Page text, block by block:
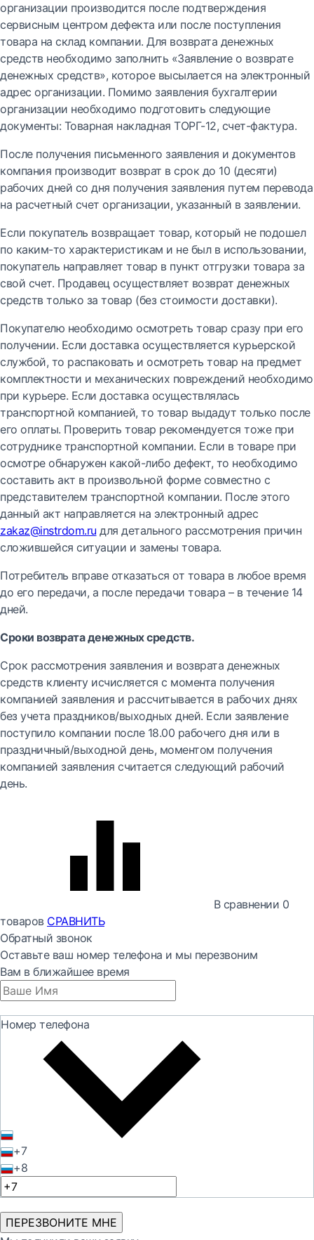
организации производится после подтверждения
сервисным центром дефекта или после поступления
товара на склад компании. Для возврата денежных
средств необходимо заполнить «Заявление о возврате
денежных средств», которое высылается на электронный
адрес организации. Помимо заявления бухгалтерии
организации необходимо подготовить следующие
документы: Товарная накладная ТОРГ-12, счет-фактура.
После получения письменного заявления и документов
компания производит возврат в срок до 10 (десяти)
рабочих дней со дня получения заявления путем перевода
на расчетный счет организации, указанный в заявлении.
Если покупатель возвращает товар, который не подошел
по каким-то характеристикам и не был в использовании,
покупатель направляет товар в пункт отгрузки товара за
свой счет. Продавец осуществляет возврат денежных
средств только за товар (без стоимости доставки).
Покупателю необходимо осмотреть товар сразу при его
получении. Если доставка осуществляется курьерской
службой, то распаковать и осмотреть товар на предмет
комплектности и механических повреждений необходимо
при курьере. Если доставка осуществлялась
транспортной компанией, то товар выдадут только после
его оплаты. Проверить товар рекомендуется тоже при
сотруднике транспортной компании. Если в товаре при
осмотре обнаружен какой-либо дефект, то необходимо
составить акт в произвольной форме совместно с
представителем транспортной компании. После этого
данный акт направляется на электронный адрес
zakaz@instrdom.ru для детального рассмотрения причин
сложившейся ситуации и замены товара.
Потребитель вправе отказаться от товара в любое время
до его передачи, а после передачи товара – в течение 14
дней.
Сроки возврата денежных средств.
Срок рассмотрения заявления и возврата денежных
средств клиенту исчисляется с момента получения
компанией заявления и рассчитывается в рабочих днях
без учета праздников/выходных дней. Если заявление
поступило компании после 18.00 рабочего дня или в
праздничный/выходной день, моментом получения
компанией заявления считается следующий рабочий
день.
В сравнении 0
товаров СРАВНИТЬ
Обратный звонок
Оставьте ваш номер телефона и мы перезвоним
Вам в ближайшее время
Номер телефона
+7
+8
ПЕРЕЗВОНИТЕ МНЕ